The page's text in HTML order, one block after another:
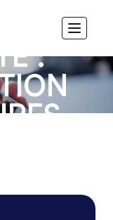
ET
: